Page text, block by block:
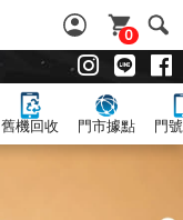
0
舊機回收 門市據點 門